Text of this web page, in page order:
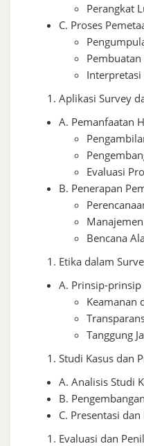
Perangkat
C. Proses
Pembuatan
Interpretasi
Aplikasi Survey
A. Pemanfaatan
Evaluasi
B. Penerapan
Bencana
Etika dalam
A. Prinsip-prinsip
Keamanan
Tanggung
Studi Kasus dan
A. Analisis Studi
B.
C. Presentasi
Evaluasi dan